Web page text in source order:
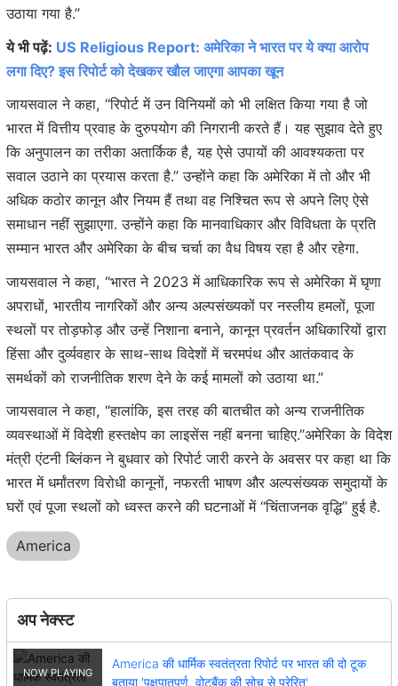
उठाया गया है.’’
ये भी पढ़ें: US Religious Report: अमेरिका ने भारत पर ये क्या आरोप
लगा दिए? इस रिपोर्ट को देखकर खौल जाएगा आपका खून
जायसवाल ने कहा, ‘‘रिपोर्ट में उन विनियमों को भी लक्षित किया गया है जो
भारत में वित्तीय प्रवाह के दुरुपयोग की निगरानी करते हैं। यह सुझाव देते हुए
कि अनुपालन का तरीका अतार्किक है, यह ऐसे उपायों की आवश्यकता पर
सवाल उठाने का प्रयास करता है.’’ उन्होंने कहा कि अमेरिका में तो और भी
अधिक कठोर कानून और नियम हैं तथा वह निश्चित रूप से अपने लिए ऐसे
समाधान नहीं सुझाएगा. उन्होंने कहा कि मानवाधिकार और विविधता के प्रति
सम्मान भारत और अमेरिका के बीच चर्चा का वैध विषय रहा है और रहेगा.
जायसवाल ने कहा, ‘‘भारत ने 2023 में आधिकारिक रूप से अमेरिका में घृणा
अपराधों, भारतीय नागरिकों और अन्य अल्पसंख्यकों पर नस्लीय हमलों, पूजा
स्थलों पर तोड़फोड़ और उन्हें निशाना बनाने, कानून प्रवर्तन अधिकारियों द्वारा
हिंसा और दुर्व्यवहार के साथ-साथ विदेशों में चरमपंथ और आतंकवाद के
समर्थकों को राजनीतिक शरण देने के कई मामलों को उठाया था.’’
जायसवाल ने कहा, ‘‘हालांकि, इस तरह की बातचीत को अन्य राजनीतिक
व्यवस्थाओं में विदेशी हस्तक्षेप का लाइसेंस नहीं बनना चाहिए.’’अमेरिका के विदेश
मंत्री एंटनी ब्लिंकन ने बुधवार को रिपोर्ट जारी करने के अवसर पर कहा था कि
भारत में धर्मांतरण विरोधी कानूनों, नफरती भाषण और अल्पसंख्यक समुदायों के
घरों एवं पूजा स्थलों को ध्वस्त करने की घटनाओं में ‘‘चिंताजनक वृद्धि’’ हुई है.
America
अप नेक्स्ट
America की धार्मिक स्वतंत्रता रिपोर्ट पर भारत की दो टूक
बताया 'पक्षपातपूर्ण, वोटबैंक की सोच से प्रेरित'